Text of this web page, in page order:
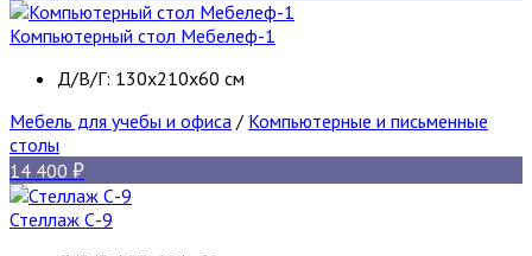
Компьютерный стол Мебелеф-1
Д/В/Г: 130х210х60 см
Мебель для учебы и офиса / Компьютерные и письменные
столы
14 400
Стеллаж С-9